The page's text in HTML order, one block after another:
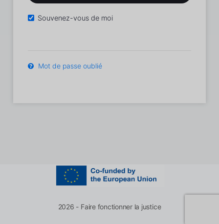
Souvenez-vous de moi
Mot de passe oublié
2026 - Faire fonctionner la justice